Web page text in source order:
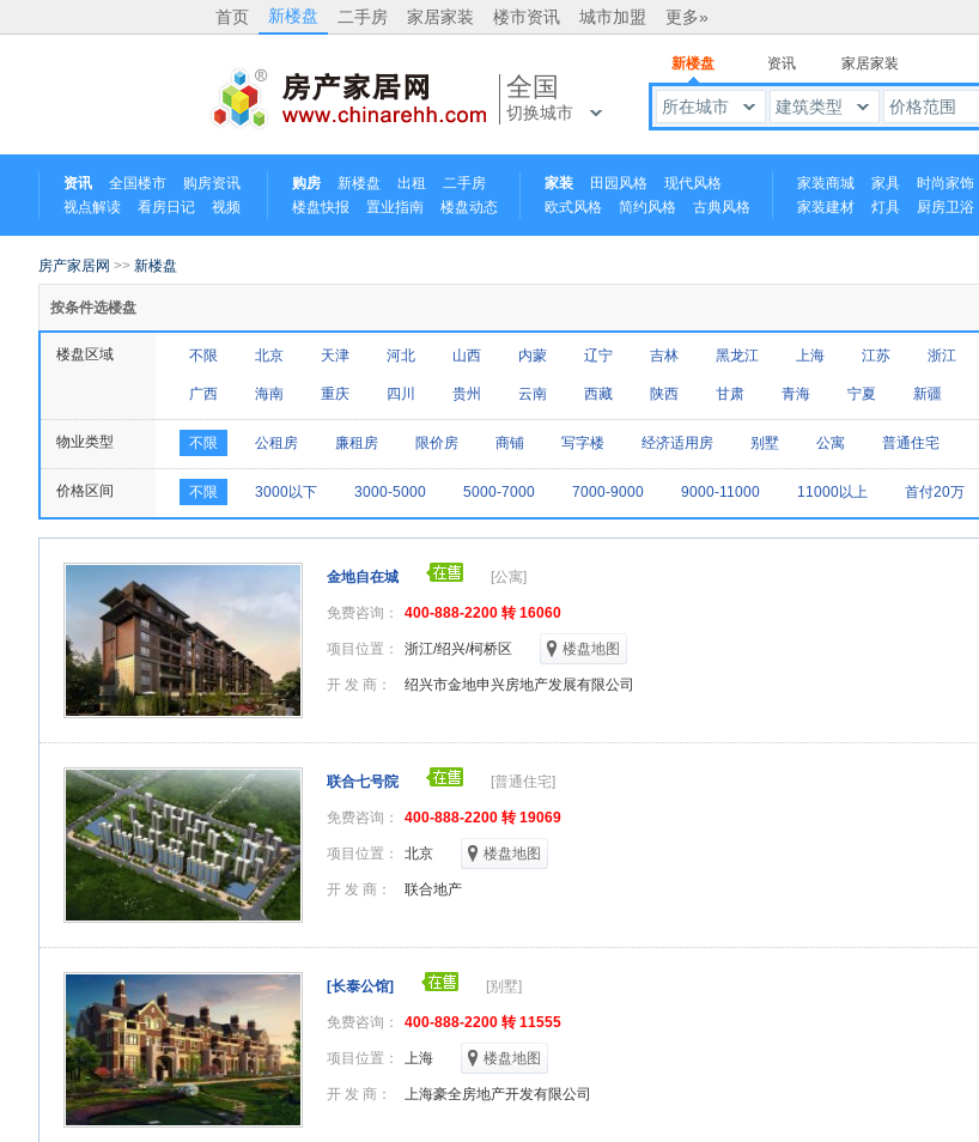
首页 新楼盘 二手房 家居家装 楼市资讯 城市加盟 更多»
全国
切换城市
新楼盘 资讯 家居家装
所在城市 建筑类型 价格范围
资讯 全国楼市
购房资讯
视点解读
看房日记 视频
购房 新楼盘 出租
二手房
楼盘快报
置业指南 楼盘动态
家装 田园风格
现代风格
欧式风格
简约风格
古典风格
家装商城 家具
时尚家饰
家装建材
灯具 厨房卫浴
房产家居网 >> 新楼盘
按条件选楼盘
楼盘区域 不限 北京 天津 河北 山西 内蒙 辽宁 吉林 黑龙江 上海 江苏 浙江
广西 海南 重庆 四川 贵州 云南 西藏 陕西 甘肃 青海 宁夏 新疆
物业类型 不限 公租房 廉租房 限价房 商铺 写字楼 经济适用房 别墅 公寓 普通住宅
价格区间 不限 3000以下 3000-5000 5000-7000 7000-9000 9000-11000 11000以上 首付20万
金地自在城 [公寓]
免费咨询： 400-888-2200 转 16060
项目位置： 浙江/绍兴/柯桥区 楼盘地图
开 发 商： 绍兴市金地申兴房地产发展有限公司
联合七号院 [普通住宅]
免费咨询： 400-888-2200 转 19069
项目位置： 北京 楼盘地图
开 发 商： 联合地产
[长泰公馆] [别墅]
免费咨询： 400-888-2200 转 11555
项目位置： 上海 楼盘地图
开 发 商： 上海豪全房地产开发有限公司